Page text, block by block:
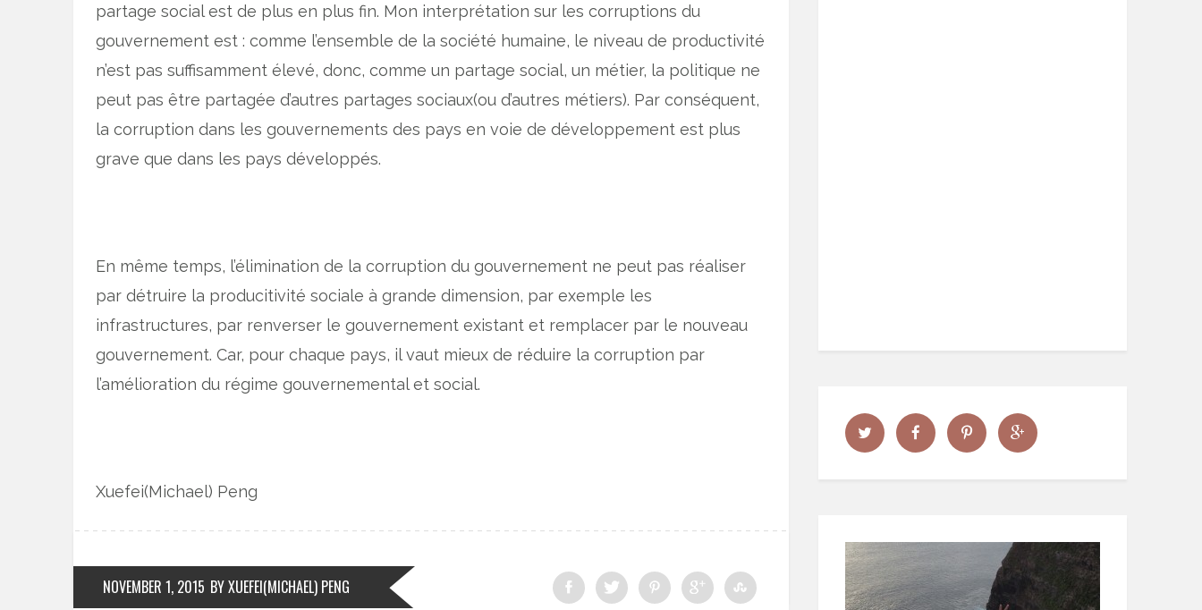
partage social est de plus en plus fin. Mon interprétation sur les corruptions du
gouvernement est : comme l’ensemble de la société humaine, le niveau de productivité
n’est pas suffisamment élevé, donc, comme un partage social, un métier, la politique ne
peut pas être partagée d’autres partages sociaux(ou d’autres métiers). Par conséquent,
la corruption dans les gouvernements des pays en voie de développement est plus
grave que dans les pays développés.
En même temps, l’élimination de la corruption du gouvernement ne peut pas réaliser
par détruire la producitivité sociale à grande dimension, par exemple les
infrastructures, par renverser le gouvernement existant et remplacer par le nouveau
gouvernement. Car, pour chaque pays, il vaut mieux de réduire la corruption par
l’amélioration du régime gouvernemental et social.
Xuefei(Michael) Peng
NOVEMBER 1, 2015 BY XUEFEI(MICHAEL) PENG